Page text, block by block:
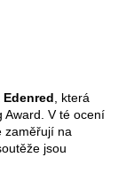
Edenred , která
Award. V té ocení
zaměřují na
jsou